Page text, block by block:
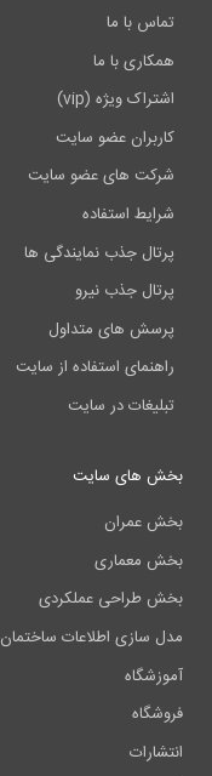
3:41
تماس با ما
همکاری با ما
اشتراک ویژه (vip)
کاربران عضو سایت
شرکت های عضو سایت
شرایط استفاده
پرتال جذب نمایندگی ها
پرتال جذب نیرو
پرسش های متداول
راهنمای استفاده از سایت
تبلیغات در سایت
بخش های سایت
بخش عمران
بخش معماری
بخش طراحی عملکردی
مدل سازی اطلاعات ساختمان BIM
آموزشگاه
فروشگاه
انتشارات